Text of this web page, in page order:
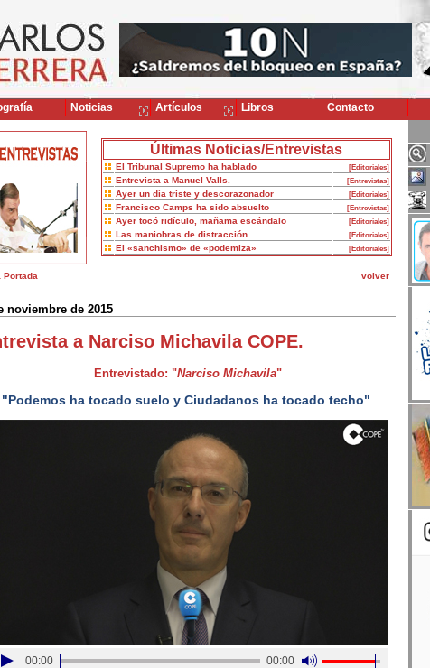
Últimas Noticias/Entrevistas
El Tribunal Supremo ha hablado [Editoriales]
Entrevista a Manuel Valls. [Entrevistas]
Ayer un día triste y descorazonador [Editoriales]
Francisco Camps ha sido absuelto [Entrevistas]
Ayer tocó ridículo, mañama escándalo [Editoriales]
Las maniobras de distracción [Editoriales]
El «sanchismo» de «podemiza» [Editoriales]
Portada volver
noviembre de 2015
a Narciso Michavila COPE.
Entrevistado: "Narciso Michavila"
"Podemos ha tocado suelo y Ciudadanos ha tocado techo"
00:00 00:00
Noticias Artículos Libros Contacto